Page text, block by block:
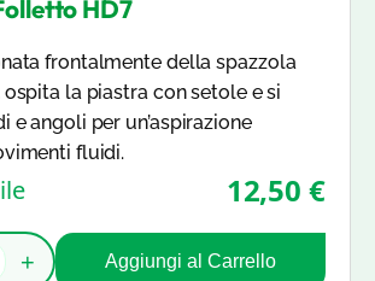
HD7
frontalmente della spazzola
ospita la piastra con setole e si
e angoli per un’aspirazione
fluidi.
12,50 €
+ Aggiungi al Carrello